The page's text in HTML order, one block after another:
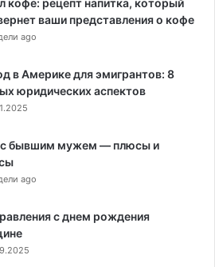
кофе: рецепт напитка, который
ваши представления о кофе
ago
в Америке для эмигрантов: 8
юридических аспектов
с бывшим мужем — плюсы и
ago
с днем рождения